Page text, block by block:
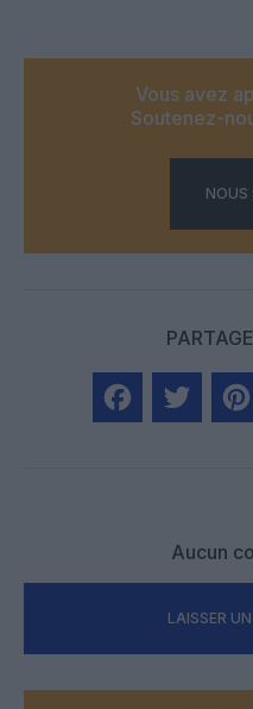
Vous avez
Soutenez-
NOUS
Aucun
LAISSER